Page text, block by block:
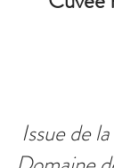
Issue de